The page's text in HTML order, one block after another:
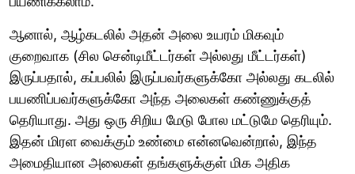
ஆனால், ஆழ்கடலில் அதன் அலை உயரம் மிகவும்
குறைவாக (சில சென்டிமீட்டர்கள் அல்லது மீட்டர்கள்)
இருப்பதால், கப்பலில் இருப்பவர்களுக்கோ அல்லது கடலில்
பயணிப்பவர்களுக்கோ அந்த அலைகள் கண்ணுக்குத்
தெரியாது. அது ஒரு சிறிய மேடு போல மட்டுமே தெரியும்.
இதன் மிரள வைக்கும் உண்மை என்னவென்றால், இந்த
அமைதியான அலைகள் தங்களுக்குள் மிக அதிக